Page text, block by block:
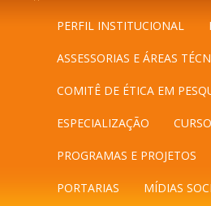
PERFIL INSTITUCIONAL
ASSESSORIAS E ÁREAS
COMITÊ DE ÉTICA EM
ESPECIALIZAÇÃO
PROGRAMAS E PROJETOS
PORTARIAS MÍDIAS